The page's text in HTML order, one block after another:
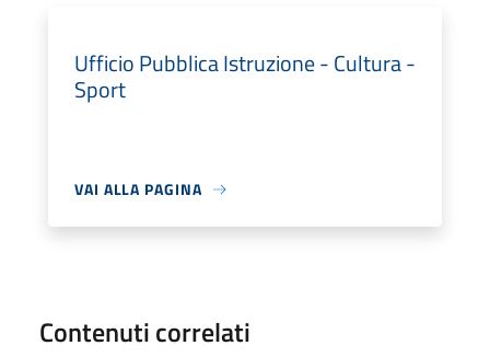
Ufficio Pubblica Istruzione - Cultura -
Sport
VAI ALLA PAGINA
Contenuti correlati